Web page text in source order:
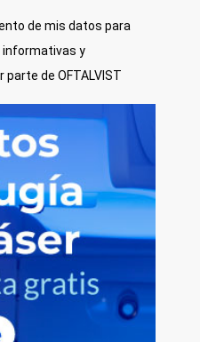
de mis datos para
informativas y
de OFTALVIST